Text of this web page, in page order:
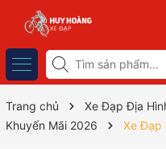
Trang chủ
Xe Đạp Địa
Khuyến Mãi 2026
Xe Đạp